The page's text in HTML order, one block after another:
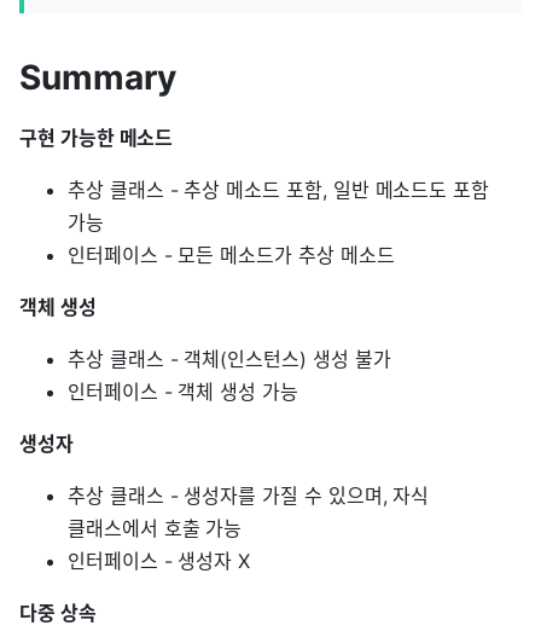
Summary
구현 가능한 메소드
추상 클래스 - 추상 메소드 포함, 일반 메소드도 포함
가능
인터페이스 - 모든 메소드가 추상 메소드
객체 생성
추상 클래스 - 객체(인스턴스) 생성 불가
인터페이스 - 객체 생성 가능
생성자
추상 클래스 - 생성자를 가질 수 있으며, 자식
클래스에서 호출 가능
인터페이스 - 생성자 X
다중 상속